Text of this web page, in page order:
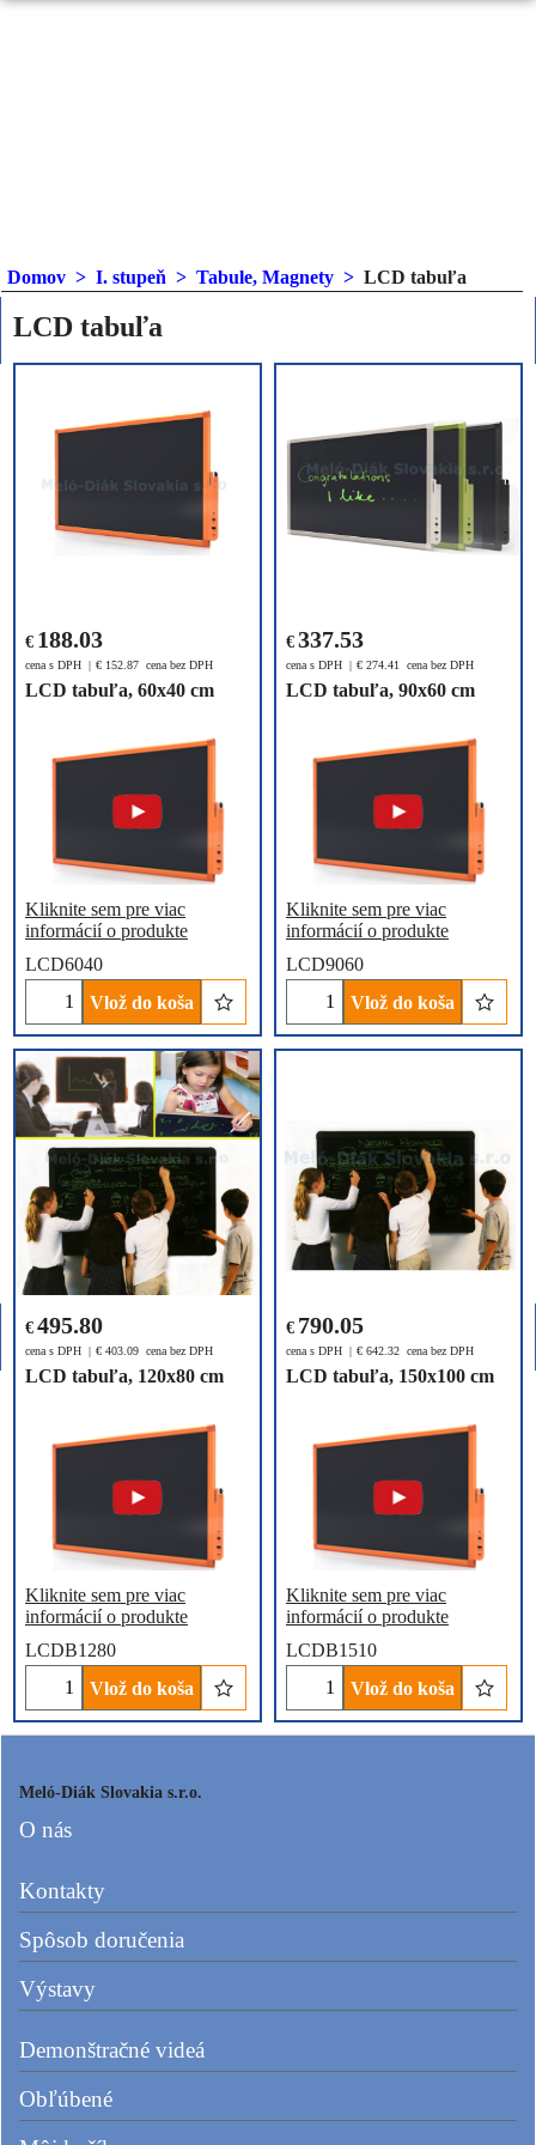
Domov > I. stupeň > Tabule, Magnety > LCD tabuľa
LCD tabuľa
€ 188.03
cena s DPH € 152.87 cena bez DPH
LCD tabuľa, 60x40 cm
Kliknite sem pre viac
informácií o produkte
LCD6040
Vlož do koša
€ 337.53
cena s DPH € 274.41 cena bez DPH
LCD tabuľa, 90x60 cm
Kliknite sem pre viac
informácií o produkte
LCD9060
Vlož do koša
€ 495.80
cena s DPH € 403.09 cena bez DPH
LCD tabuľa, 120x80 cm
Kliknite sem pre viac
informácií o produkte
LCDB1280
Vlož do koša
€ 790.05
cena s DPH € 642.32 cena bez DPH
LCD tabuľa, 150x100 cm
Kliknite sem pre viac
informácií o produkte
LCDB1510
Vlož do koša
Meló-Diák Slovakia s.r.o.
O nás
Kontakty
Spôsob doručenia
Výstavy
Demonštračné videá
Obľúbené